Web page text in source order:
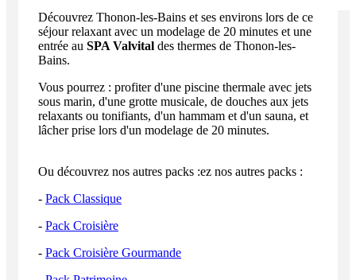
Découvrez Thonon-les-Bains et ses environs lors de ce
séjour relaxant avec un modelage de 20 minutes et une
entrée au SPA Valvital des thermes de Thonon-les-
Bains.
Vous pourrez : profiter d'une piscine thermale avec jets
sous marin, d'une grotte musicale, de douches aux jets
relaxants ou tonifiants, d'un hammam et d'un sauna, et
lâcher prise lors d'un modelage de 20 minutes.
Ou découvrez nos autres packs :ez nos autres packs :
- Pack Classique
- Pack Croisière
- Pack Croisière Gourmande